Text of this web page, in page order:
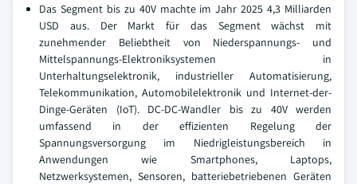
Das Segment bis zu 40V machte im Jahr 2025 4,3 Milliarden
USD aus. Der Markt für das Segment wächst mit
zunehmender Beliebtheit von Niederspannungs- und
Mittelspannungs-Elektroniksystemen in
Unterhaltungselektronik, industrieller Automatisierung,
Telekommunikation, Automobilelektronik und Internet-der-
Dinge-Geräten (IoT). DC-DC-Wandler bis zu 40V werden
umfassend in der effizienten Regelung der
Spannungsversorgung im Niedrigleistungsbereich in
Anwendungen wie Smartphones, Laptops,
Netzwerksystemen, Sensoren, batteriebetriebenen Geräten